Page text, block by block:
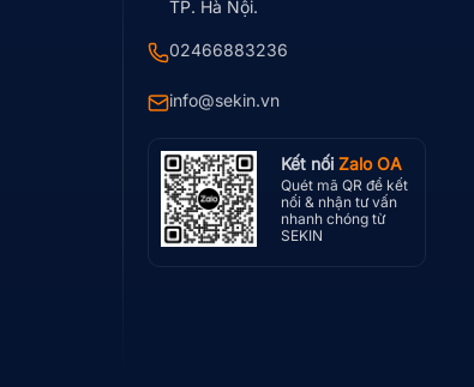
TP. Hà Nội.
02466883236
info@sekin.vn
Kết nối Zalo OA
Quét mã QR để kết
nối & nhận tư vấn
nhanh chóng từ
SEKIN